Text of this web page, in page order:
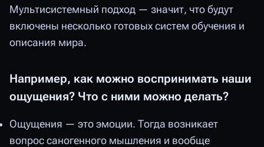
Мультисистемный подход — значит, что будут
включены несколько готовых систем обучения и
описания мира.
Например, как можно воспринимать наши
ощущения? Что с ними можно делать?
Ощущения — это эмоции. Тогда возникает
вопрос саногенного мышления и вообще